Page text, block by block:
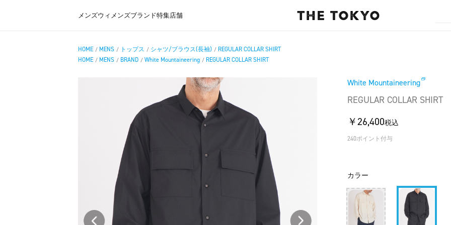
メンズウィメンズブランド特集店舗
HOME / MENS / トップス / シャツ/ブラウス(長袖) / REGULAR COLLAR SHIRT
HOME / MENS / BRAND / White Mountaineering / REGULAR COLLAR SHIRT
White Mountaineering
REGULAR COLLAR SHIRT
￥26,400税込
240ポイント付与
カラー